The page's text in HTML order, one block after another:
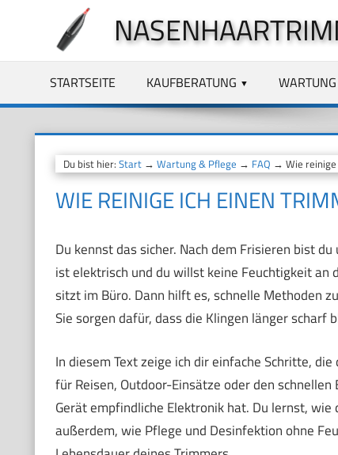
springen
STARTSEITE KAUFBERATUNG
Du bist hier: Start→ Wartung & Pflege → FAQ → Wie reinige
WIE REINIGE ICH EINEN
Du kennst das sicher. Nach dem Frisieren bist
ist elektrisch und du willst keine Feuchtigkeit an
sitzt im Büro. Dann hilft es, schnelle Methoden
Sie sorgen dafür, dass die Klingen länger scharf
In diesem Text zeige ich dir einfache Schritte,
für Reisen, Outdoor-Einsätze oder den
Gerät empfindliche Elektronik hat. Du lernst,
außerdem, wie Pflege und Desinfektion ohne